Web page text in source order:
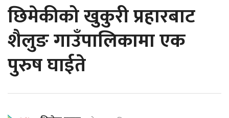
छिमेकीको खुकुरी प्रहारबाट
शैलुङ गाउँपालिकामा एक
पुरुष घाईते